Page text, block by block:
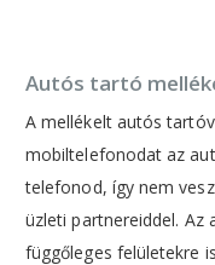
Autós tartó
A mellékelt autós
mobiltelefonodat az
telefonod, így nem
üzleti partnereiddel.
függőleges felületekre